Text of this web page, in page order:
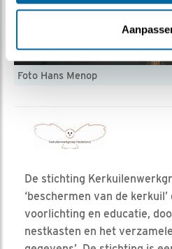
Foto Hans Menop
De stichting
‘beschermen van de
voorlichting en educatie,
nestkasten en het